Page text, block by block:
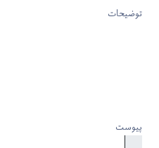
توضیحات
پیوست